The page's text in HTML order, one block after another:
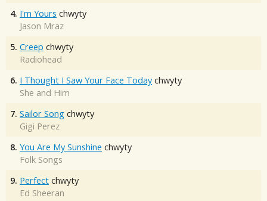
4. I'm Yours chwyty
Jason Mraz
5. Creep chwyty
Radiohead
6. I Thought I Saw Your Face Today chwyty
She and Him
7. Sailor Song chwyty
Gigi Perez
8. You Are My Sunshine chwyty
Folk Songs
9. Perfect chwyty
Ed Sheeran